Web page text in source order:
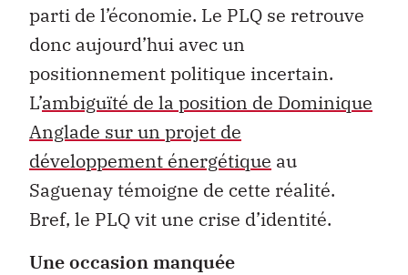
parti de l’économie. Le PLQ se retrouve
donc aujourd’hui avec un
positionnement politique incertain.
L’ambiguïté de la position de Dominique
Anglade sur un projet de
développement énergétique au
Saguenay témoigne de cette réalité.
Bref, le PLQ vit une crise d’identité.
Une occasion manquée